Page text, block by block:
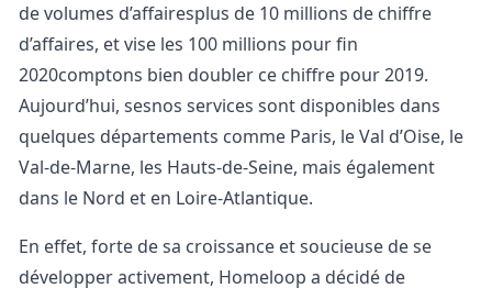
de volumes d’affairesplus de 10 millions de chiffre
d’affaires, et vise les 100 millions pour fin
2020comptons bien doubler ce chiffre pour 2019.
Aujourd’hui, sesnos services sont disponibles dans
quelques départements comme Paris, le Val d’Oise, le
Val-de-Marne, les Hauts-de-Seine, mais également
dans le Nord et en Loire-Atlantique.
En effet, forte de sa croissance et soucieuse de se
développer activement, Homeloop a décidé de